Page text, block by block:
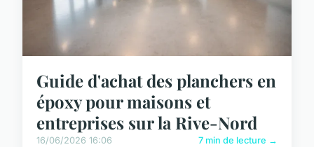
Guide d'achat des planchers en
époxy pour maisons et
entreprises sur la Rive-Nord
16/06/2026 16:06 7 min de lecture →